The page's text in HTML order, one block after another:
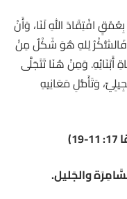
افْتِقَادَ اللهِ لَنَا، وَأَنْ
فَالشُّكْرُ لِلهِ هُوَ شَكْلٌ مِنْ
أَبْنَائِهِ. وَمِنْ هُنَا تَتَجَلَّى
وَتَأَمُّلِ مَعَانِيهِ
والجَليل.